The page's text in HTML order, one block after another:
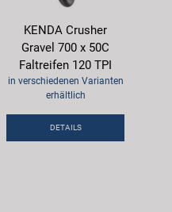
KENDA Crusher
Gravel 700 x 50C
Faltreifen 120 TPI
in verschiedenen Varianten
erhältlich
DETAILS